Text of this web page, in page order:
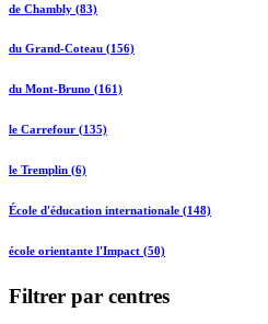
de Chambly (83)
du Grand-Coteau (156)
du Mont-Bruno (161)
le Carrefour (135)
le Tremplin (6)
École d'éducation internationale (148)
école orientante l'Impact (50)
Filtrer par centres